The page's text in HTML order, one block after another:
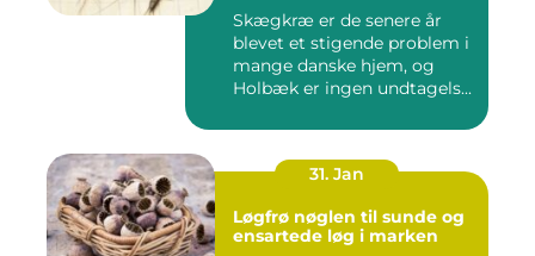
Skægkræ er de senere år
blevet et stigende problem i
mange danske hjem, og
Holbæk er ingen undtagels...
31. Jan
Løgfrø nøglen til sunde og
ensartede løg i marken